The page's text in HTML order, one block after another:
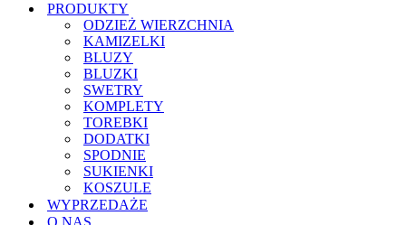
PRODUKTY
ODZIEŻ WIERZCHNIA
KAMIZELKI
BLUZY
BLUZKI
SWETRY
KOMPLETY
TOREBKI
DODATKI
SPODNIE
SUKIENKI
KOSZULE
WYPRZEDAŻE
O NAS